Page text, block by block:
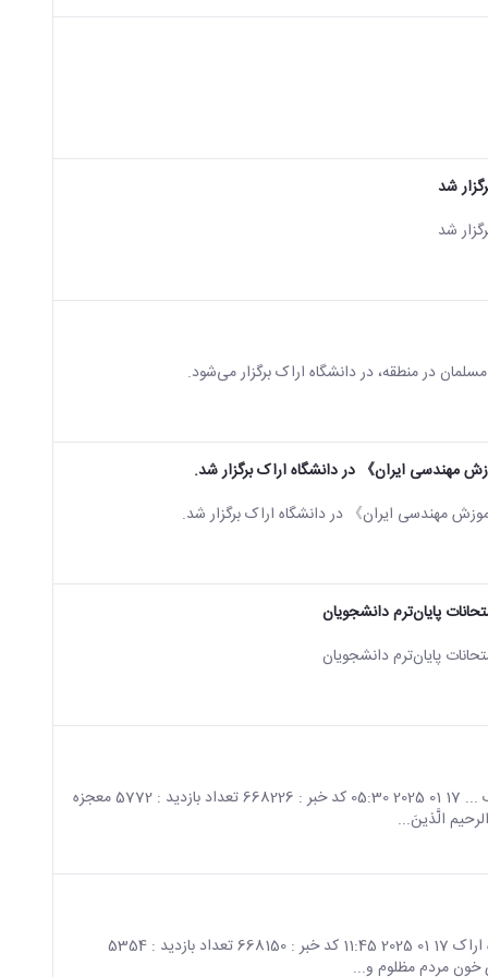
شد
شد
در منطقه، در دانشگاه اراک برگزار می‌شود.
مهندسی ایران》 در دانشگاه اراک برگزار شد.
مهندسی ایران》 در دانشگاه اراک برگزار شد.
پایان‌ترم دانشجویان
پایان‌ترم دانشجویان
صفحه اصلی جزئیات خبر بیانیه بسیج دانشجویی دانشگاه اراک ... 17 01 2025 05:30 کد خبر : 668226 تعداد بازدید : 5772 معجزه
الَّذینَ...
صفحه اصلی جزئیات خبر بیانیه بسیج اساتید و کارکنان دانشگاه اراک 17 01 2025 11:45 کد خبر : 668150 تعداد بازدید : 5354
خون مردم مظلوم و...